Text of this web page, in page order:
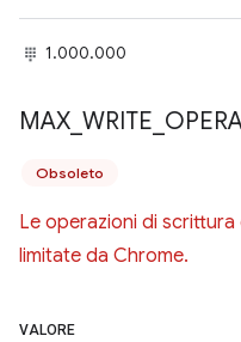
1.000.000
MAX WRITE
Obsoleto
Le operazioni di
limitate da Chrome.
VALORE